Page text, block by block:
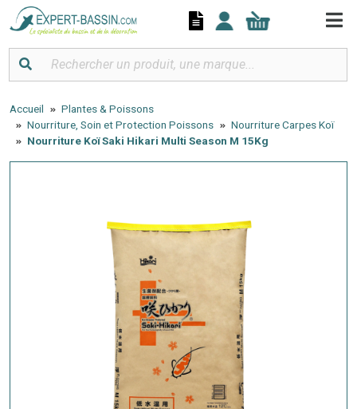
Accueil
Plantes & Poissons
Nourriture, Soin et Protection Poissons
Nourriture Carpes Koï
Nourriture Koï Saki Hikari Multi Season M 15Kg
Panneau de gestion des cookies